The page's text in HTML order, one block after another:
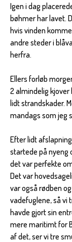
Igen i dag
bøhmer har lavet.
hvis vinden
andre steder i
herfra.
Ellers forløb
2 almindelig kjover
lidt strandskader.
mandags som jeg
Efter lidt
startede på nyeng
det var perfekte
Det var
var også rødben
vadefuglene, så vi
havde gjort sin
mere maritimt for
af det, ser vi tre